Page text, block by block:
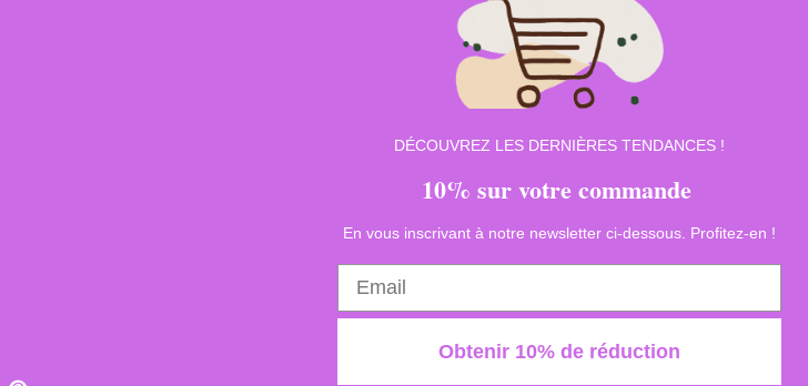
DÉCOUVREZ LES DERNIÈRES TENDANCES !
10% sur votre commande
En vous inscrivant à notre newsletter ci-dessous. Profitez-en !
Obtenir 10% de réduction